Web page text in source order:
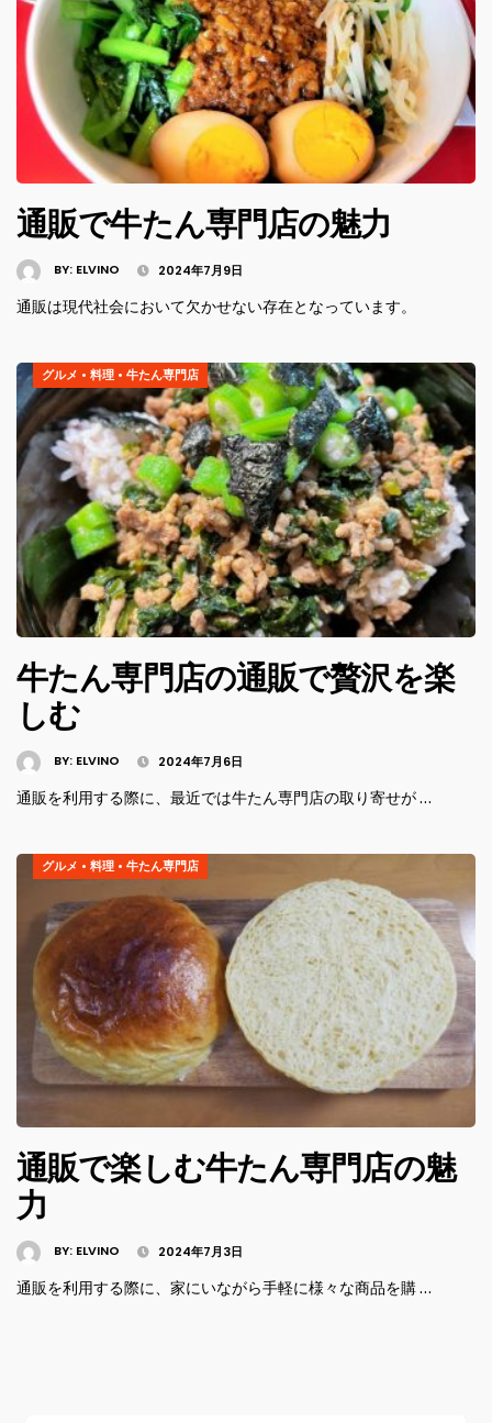
通販で牛たん専門店の魅力
BY: ELVINO 2024年7月9日
通販は現代社会において欠かせない存在となっています。
グルメ • 料理 • 牛たん専門店
牛たん専門店の通販で贅沢を楽
しむ
BY: ELVINO 2024年7月6日
通販を利用する際に、最近では牛たん専門店の取り寄せが …
グルメ • 料理 • 牛たん専門店
通販で楽しむ牛たん専門店の魅
力
BY: ELVINO 2024年7月3日
通販を利用する際に、家にいながら手軽に様々な商品を購 …